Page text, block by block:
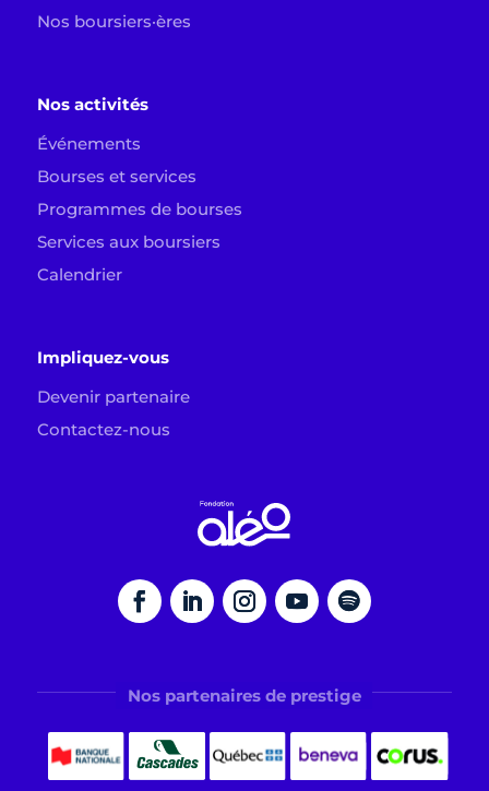
Nos boursiers·ères
Nos activités
Événements
Bourses et services
Programmes de bourses
Services aux boursiers
Calendrier
Impliquez-vous
Devenir partenaire
Contactez-nous
Nos partenaires de prestige